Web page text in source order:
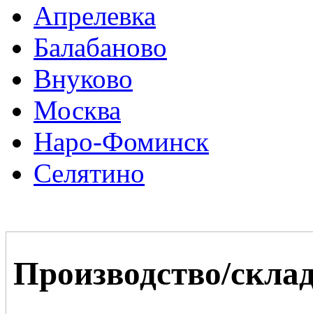
Апрелевка
Балабаново
Внуково
Москва
Наро-Фоминск
Селятино
Производство/